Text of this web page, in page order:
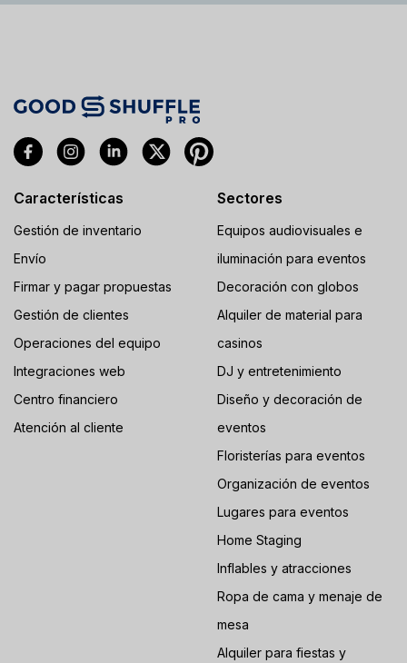
Características
Gestión de inventario
Envío
Firmar y pagar propuestas
Gestión de clientes
Operaciones del equipo
Integraciones web
Centro financiero
Atención al cliente
Sectores
Equipos audiovisuales e
iluminación para eventos
Decoración con globos
Alquiler de material para
casinos
DJ y entretenimiento
Diseño y decoración de
eventos
Floristerías para eventos
Organización de eventos
Lugares para eventos
Home Staging
Inflables y atracciones
Ropa de cama y menaje de
mesa
Alquiler para fiestas y